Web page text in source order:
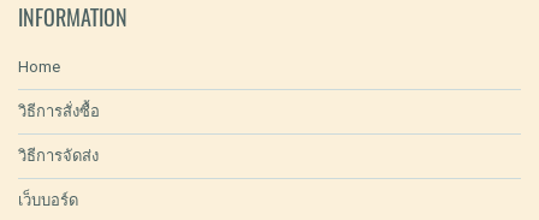
INFORMATION
Home
วิธีการสั่งซื้อ
วิธีการจัดส่ง
เว็บบอร์ด